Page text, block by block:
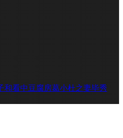
和看中豆腐房葛小杜之妻毕秀